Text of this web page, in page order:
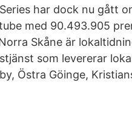
har dock nu gått
med 90.493.905
Skåne är
som levererar
Östra Göinge,